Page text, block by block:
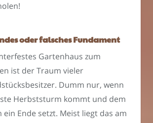
oder falsches Fundament
Gartenhaus zum
ist der Traum vieler
Dumm nur, wenn
Herbststurm kommt und dem
ein Ende setzt. Meist liegt das am